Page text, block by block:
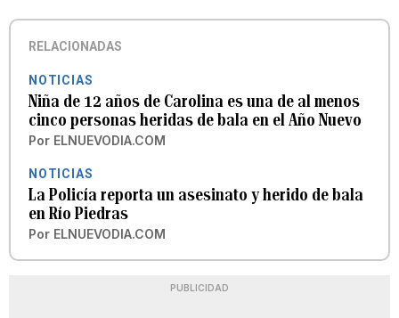
RELACIONADAS
NOTICIAS
Niña de 12 años de Carolina es una de al menos
cinco personas heridas de bala en el Año Nuevo
Por ELNUEVODIA.COM
NOTICIAS
La Policía reporta un asesinato y herido de bala
en Río Piedras
Por ELNUEVODIA.COM
PUBLICIDAD